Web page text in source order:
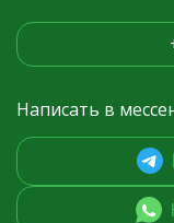
Написать в